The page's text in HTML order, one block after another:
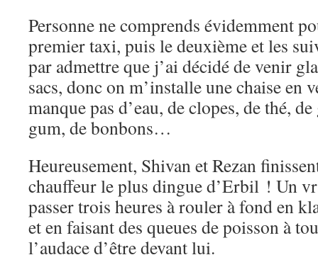
Personne ne comprends évidemment
premier taxi, puis le deuxième et les
par admettre que j’ai décidé de venir
sacs, donc on m’installe une chaise en
manque pas d’eau, de clopes, de thé,
gum, de bonbons…
Heureusement, Shivan et Rezan
chauffeur le plus dingue d’Erbil ! Un
passer trois heures à rouler à fond en
et en faisant des queues de poisson à
l’audace d’être devant lui.